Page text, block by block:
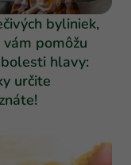
byliniek,
pomôžu
hlavy:
určite